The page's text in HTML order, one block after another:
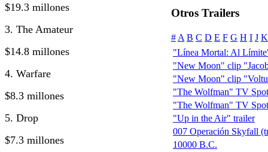
$19.3 millones
3. The Amateur
$14.8 millones
4. Warfare
$8.3 millones
5. Drop
$7.3 millones
Otros Trailers
# A B C D E F G H I J K
"Línea Mortal: Al
"New Moon" clip
"New Moon" clip
"The Wolfman" TV
"The Wolfman" TV
"Up in the Air" trailer
007 Operación Skyfall
10000 B.C.